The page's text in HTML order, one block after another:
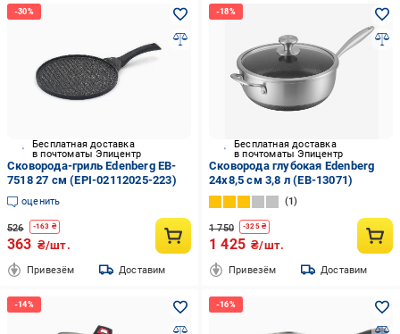
Бесплатная доставка
в почтоматы Эпицентр
Сковорода-гриль Edenberg EB-
7518 27 см (EPI-02112025-223)
оценить
526 -163 ₴
363 ₴/шт.
Привезём Доставим
Бесплатная доставка
в почтоматы Эпицентр
Cковорода глубокая Edenberg
24x8,5 см 3,8 л (EB-13071)
1
1 750 -325₴
1 425 ₴/шт.
Привезём Доставим